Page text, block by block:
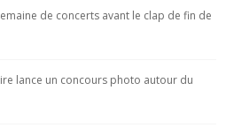
de concerts avant le clap de fin de
lance un concours photo autour du